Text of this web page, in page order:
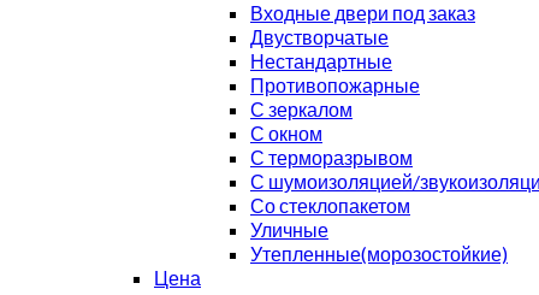
Входные двери под заказ
Двустворчатые
Нестандартные
Противопожарные
С зеркалом
С окном
С терморазрывом
С шумоизоляцией/
Со стеклопакетом
Уличные
Утепленные(морозостойкие)
Цена